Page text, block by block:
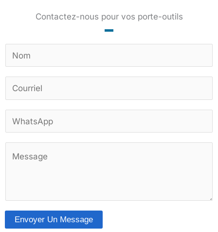
Contactez-nous pour vos porte-outils
m
u
r
i
a
p
e
n
Envoyer Un Message